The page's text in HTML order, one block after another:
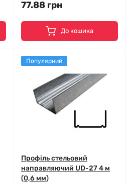
77.88 грн
До кошика
Популярний
Профіль стельовий
направляючий UD-27 4 м
(0,6 мм)